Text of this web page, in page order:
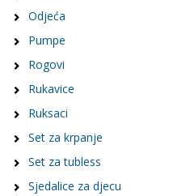
Odjeća
Pumpe
Rogovi
Rukavice
Ruksaci
Set za krpanje
Set za tubless
Sjedalice za djecu